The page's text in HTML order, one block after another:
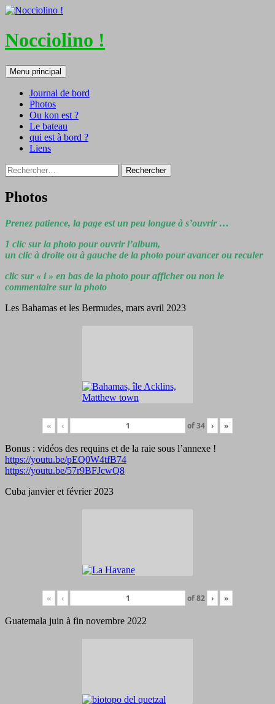
Nocciolino !
Recherche
Menu principal
Aller
au
contenu
Journal de bord
Photos
Ou kon est ?
Le bateau
qui est à bord ?
Liens
Rechercher :
Photos
Prenez patience, la page est un peu longue à s’ouvrir …
1 clic sur la photo pour ouvrir l’album,
un clic à droite ou à gauche de la photo pour avancer ou reculer
clic sur « i » en bas de la photo pour afficher ou non le
commentaire sur la photo
Les Bahamas et les Bermudes, mars avril 2023
« ‹ of34 › »
Bonus : vidéos des requins et de la raie sous l’annexe !
https://youtu.be/pEQ0W4tfB74
https://youtu.be/57r9BFJcwQ8
Cuba janvier et février 2023
« ‹ of82 › »
Guatemala juin à fin novembre 2022